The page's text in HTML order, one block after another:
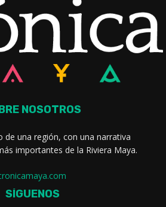
NOSOTROS
de una región, con una narrativa
importantes de la Riviera Maya.
SÍGUENOS